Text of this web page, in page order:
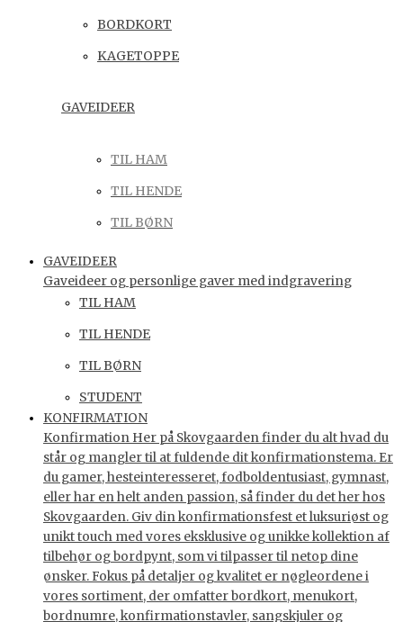
BORDKORT
KAGETOPPE
GAVEIDEER
TIL HAM
TIL HENDE
TIL BØRN
GAVEIDEER
Gaveideer og personlige gaver med indgravering
TIL HAM
TIL HENDE
TIL BØRN
STUDENT
KONFIRMATION
Konfirmation Her på Skovgaarden finder du alt hvad du
står og mangler til at fuldende dit konfirmationstema. Er
du gamer, hesteinteresseret, fodboldentusiast, gymnast,
eller har en helt anden passion, så finder du det her hos
Skovgaarden. Giv din konfirmationsfest et luksuriøst og
unikt touch med vores eksklusive og unikke kollektion af
tilbehør og bordpynt, som vi tilpasser til netop dine
ønsker. Fokus på detaljer og kvalitet er nøgleordene i
vores sortiment, der omfatter bordkort, menukort,
bordnumre, konfirmationstavler, sangskjuler og